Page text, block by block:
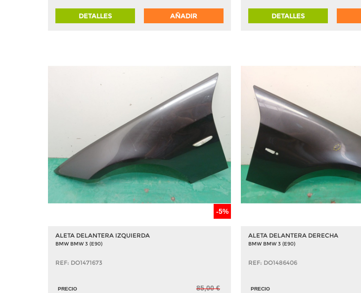
DETALLES AÑADIR DETALLES
-5%
ALETA DELANTERA IZQUIERDA
BMW BMW 3 (E90)
REF: DO1471673
PRECIO 85,00 €
ALETA DELANTERA DERECHA
BMW BMW 3 (E90)
REF: DO1486406
PRECIO